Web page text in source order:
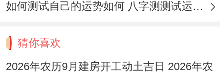
如何测试自己的运势如何 八字测测试运运程
猜你喜欢
2026年农历9月建房开工动土吉日 2026年农